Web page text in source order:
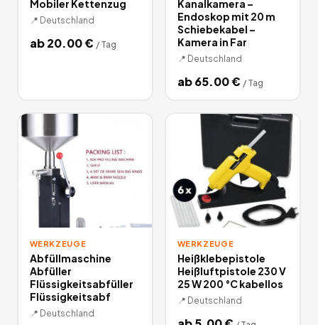
Mobiler Kettenzug
📍 Deutschland
ab20.00€ / Tag
Kanalkamera –
Endoskop mit 20 m
Schiebekabel –
Kamera in Far
📍 Deutschland
ab65.00€ / Tag
WERKZEUGE
Abfüllmaschine
Abfüller
Flüssigkeitsabfüller
Flüssigkeitsabf
📍 Deutschland
WERKZEUGE
Heißklebepistole
Heißluftpistole 230 V
25 W 200 °C kabellos
📍 Deutschland